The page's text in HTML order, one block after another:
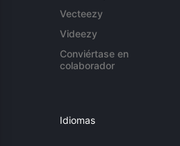
Vecteezy
Videezy
Conviértase en
colaborador
Idiomas